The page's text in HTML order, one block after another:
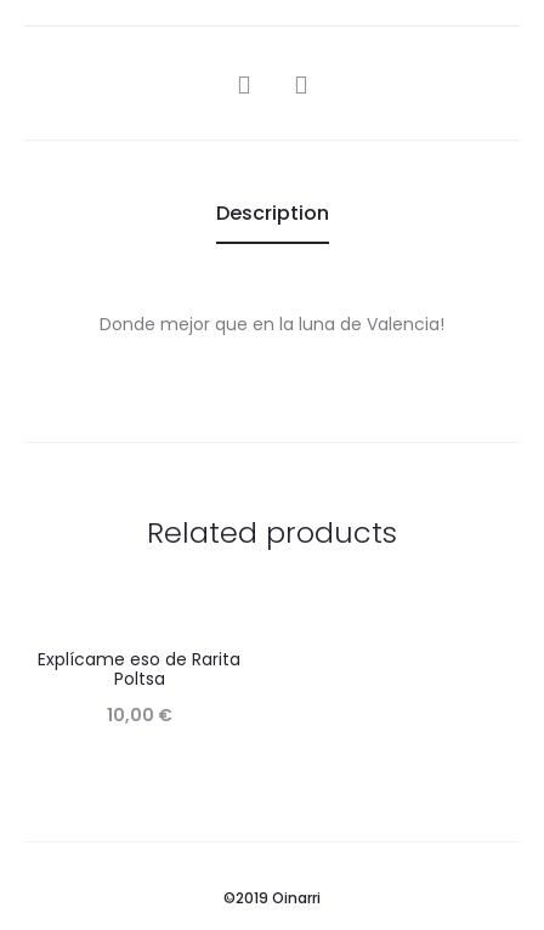
SHARE
Description
Donde mejor que en la luna de Valencia!
Related products
Explícame eso de Rarita
Poltsa
10,00 €
©2019 Oinarri